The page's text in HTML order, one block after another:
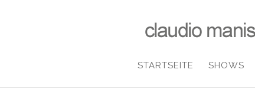
STARTSEITE SHOWS